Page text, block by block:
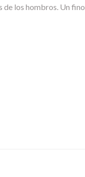
de los hombros. Un fino